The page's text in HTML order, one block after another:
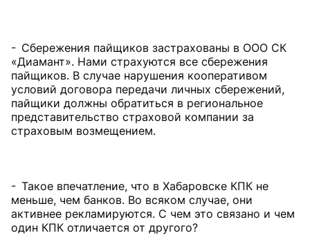
- Сбережения пайщиков застрахованы в ООО СК
«Диамант». Нами страхуются все сбережения
пайщиков. В случае нарушения кооперативом
условий договора передачи личных сбережений,
пайщики должны обратиться в региональное
представительство страховой компании за
страховым возмещением.
- Такое впечатление, что в Хабаровске КПК не
меньше, чем банков. Во всяком случае, они
активнее рекламируются. С чем это связано и чем
один КПК отличается от другого?